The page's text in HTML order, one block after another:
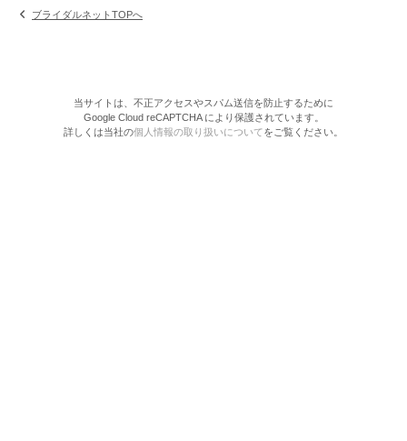
ブライダルネットTOPへ
当サイトは、不正アクセスやスパム送信を防止するために
Google Cloud reCAPTCHA により保護されています。
詳しくは当社の個人情報の取り扱いについてをご覧ください。